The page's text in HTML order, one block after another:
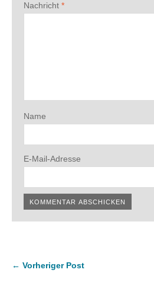
Nachricht *
Name
E-Mail-Adresse
← Vorheriger Post